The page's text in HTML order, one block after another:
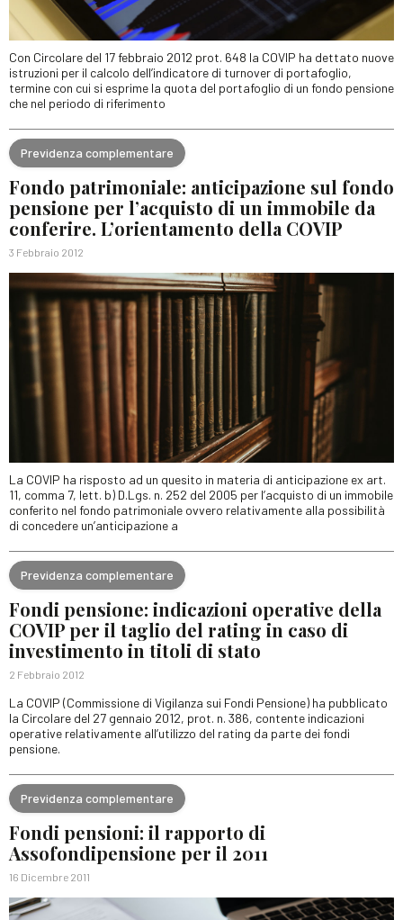
Con Circolare del 17 febbraio 2012 prot. 648 la COVIP ha dettato nuove
istruzioni per il calcolo dell’indicatore di turnover di portafoglio,
termine con cui si esprime la quota del portafoglio di un fondo pensione
che nel periodo di riferimento
Previdenza complementare
Fondo patrimoniale: anticipazione sul fondo
pensione per l’acquisto di un immobile da
conferire. L’orientamento della COVIP
3 Febbraio 2012
La COVIP ha risposto ad un quesito in materia di anticipazione ex art.
11, comma 7, lett. b) D.Lgs. n. 252 del 2005 per l’acquisto di un immobile
conferito nel fondo patrimoniale ovvero relativamente alla possibilità
di concedere un’anticipazione a
Previdenza complementare
Fondi pensione: indicazioni operative della
COVIP per il taglio del rating in caso di
investimento in titoli di stato
2 Febbraio 2012
La COVIP (Commissione di Vigilanza sui Fondi Pensione) ha pubblicato
la Circolare del 27 gennaio 2012, prot. n. 386, contente indicazioni
operative relativamente all’utilizzo del rating da parte dei fondi
pensione.
Previdenza complementare
Fondi pensioni: il rapporto di
Assofondipensione per il 2011
16 Dicembre 2011